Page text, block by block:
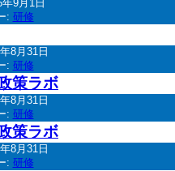
9月1日
: 研修
8月31日
: 研修
策ラボ
8月31日
: 研修
策ラボ
8月31日
: 研修